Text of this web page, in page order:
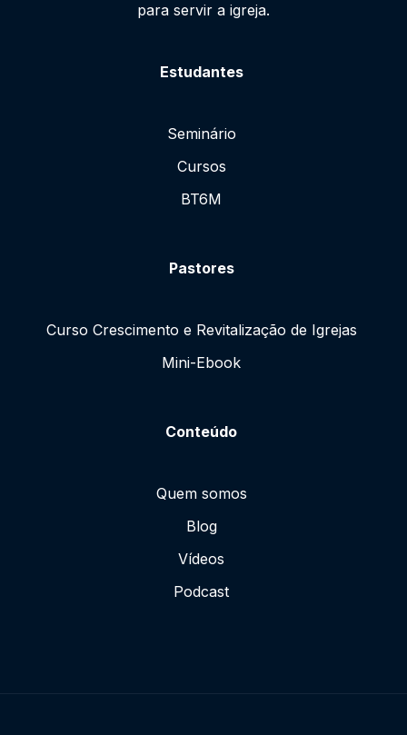
para servir a igreja.
Estudantes
Seminário
Cursos
BT6M
Pastores
Curso Crescimento e Revitalização de Igrejas
Mini-Ebook
Conteúdo
Quem somos
Blog
Vídeos
Podcast